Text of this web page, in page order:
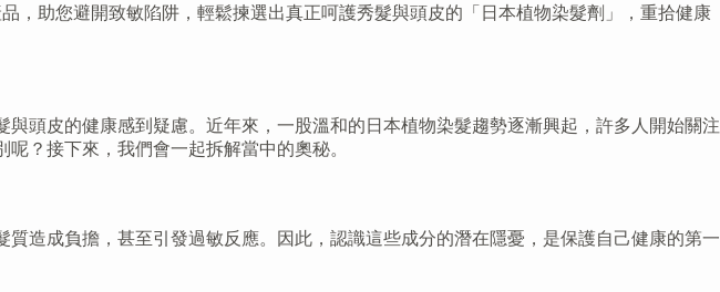
，助您避開致敏陷阱，輕鬆揀選出真正呵護秀髮與頭皮的「日本植物染髮劑」，重拾健康
頭皮的健康感到疑慮。近年來，一股溫和的日本植物染髮趨勢逐漸興起，許多人開始關注
？接下來，我們會一起拆解當中的奧秘。
造成負擔，甚至引發過敏反應。因此，認識這些成分的潛在隱憂，是保護自己健康的第一